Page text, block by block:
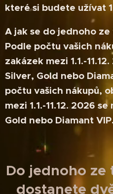
které si budete užívat
A jak se do jednoho
Podle počtu vašich
zakázek mezi 1.1.-
Silver, Gold nebo
počtu vašich nákupů,
mezi 1.1.-11.12. 2026
Gold nebo Diamant VIP.
Do jednoho ze
dostanete